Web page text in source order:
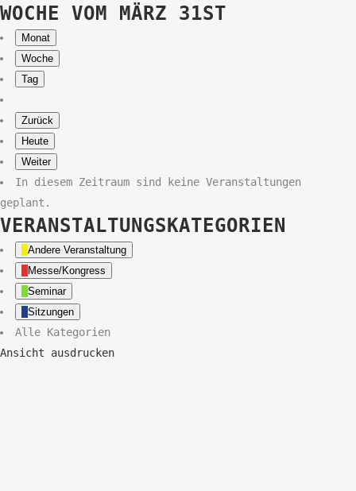
WOCHE VOM MÄRZ 31ST
Monat
Woche
Tag
Zurück
Heute
Weiter
In diesem Zeitraum sind keine Veranstaltungen
geplant.
VERANSTALTUNGSKATEGORIEN
Andere Veranstaltung
Messe/Kongress
Seminar
Sitzungen
Alle Kategorien
Ansicht ausdrucken